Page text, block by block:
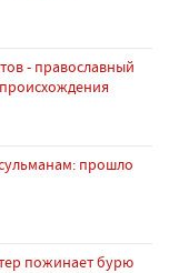
- православный
прошло
пожинает бурю